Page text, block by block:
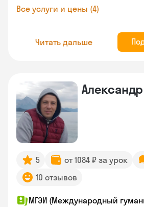
Все услуги и цены (4)
Читать дальше
Александр
5 от 1084 ₽ за урок
10 отзывов
МГЭИ (Международный